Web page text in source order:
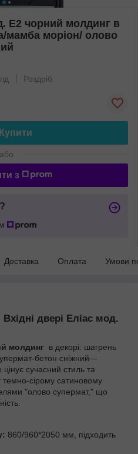
Е2 чорний молдинг в
мамба моріон/ олово
Роздріб
Купити
або
з
Доставка Оплата Умови
двері Еліас мод.
молдинг в декорі: шагрень
бетон сніжний—
сучасний стиль та
темно-сірому сатиновому
"олово супермат," що
860/960*2050 мм, підходить